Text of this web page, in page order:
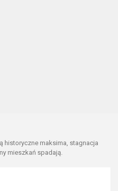
historyczne maksima, stagnacja
mieszkań spadają.